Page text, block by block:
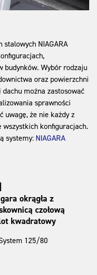
NIAGARA
budynków. Wybór rodzaju
oraz powierzchni
można zastosować
sprawności
uwagę, że nie każdy z
wszystkich konfiguracjach.
systemy: NIAGARA
okrągła z
czołową
kwadratowy
125/80